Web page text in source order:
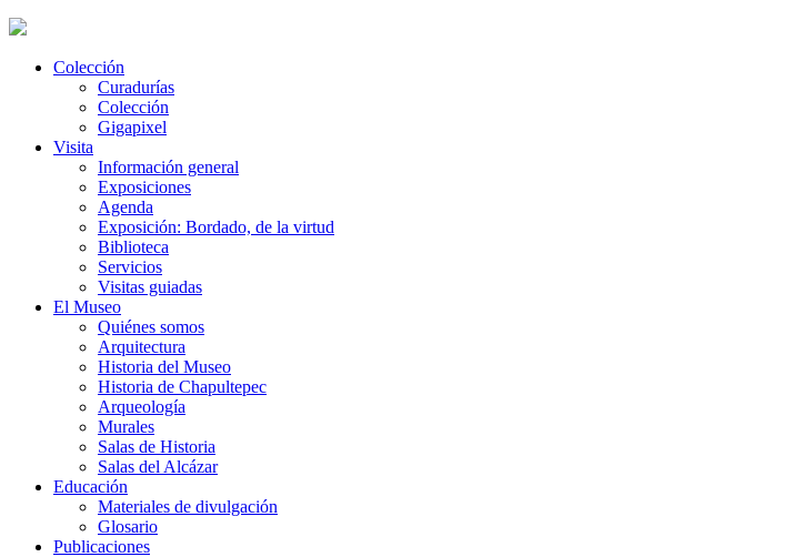
Colección
Curadurías
Colección
Gigapixel
Visita
Información general
Exposiciones
Agenda
Exposición: Bordado, de la virtud
Biblioteca
Servicios
Visitas guiadas
El Museo
Quiénes somos
Arquitectura
Historia del Museo
Historia de Chapultepec
Arqueología
Murales
Salas de Historia
Salas del Alcázar
Educación
Materiales de divulgación
Glosario
Publicaciones